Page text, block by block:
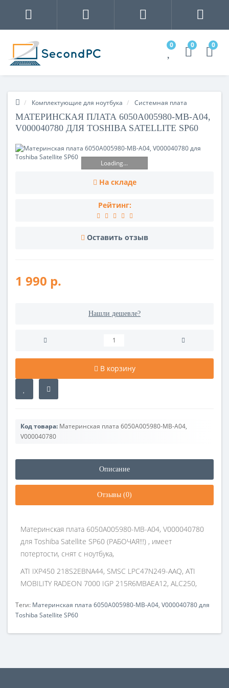
0 0 0
Комплектующие для ноутбука Системная плата
МАТЕРИНСКАЯ ПЛАТА 6050A005980-MB-A04,
V000040780 ДЛЯ TOSHIBA SATELLITE SP60
Loading...
На складе
Рейтинг:
Оставить отзыв
1 990 р.
Нашли дешевле?
В корзину
Код товара: Материнская плата 6050A005980-MB-A04,
V000040780
Описание
Отзывы (0)
Материнская плата 6050A005980-MB-A04, V000040780
для Toshiba Satellite SP60 (РАБОЧАЯ!!!) , имеет
потертости, снят с ноутбука,
ATI IXP450 218S2EBNA44, SMSC LPC47N249-AAQ, ATI
MOBILITY RADEON 7000 IGP 215R6MBAEA12, ALC250,
Теги: Материнская плата 6050A005980-MB-A04, V000040780 для
Toshiba Satellite SP60